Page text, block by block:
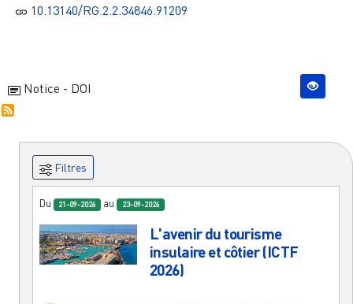
10.13140/RG.2.2.34846.91209
Notice - DOI
Filtres
Du 21-09-2026 au 23-09-2026
L'avenir du tourisme
insulaire et côtier (ICTF
2026)